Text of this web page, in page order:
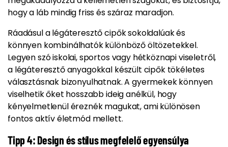
hogy a láb mindig friss és száraz maradjon.
Ráadásul a légáteresztő cipők sokoldalúak és
könnyen kombinálhatók különböző öltözetekkel.
Legyen szó iskolai, sportos vagy hétköznapi viseletről,
a légáteresztő anyagokkal készült cipők tökéletes
választásnak bizonyulhatnak. A gyermekek könnyen
viselhetik őket hosszabb ideig anélkül, hogy
kényelmetlenül éreznék magukat, ami különösen
fontos aktív életmód mellett.
Tipp 4: Design és stílus megfelelő egyensúlya